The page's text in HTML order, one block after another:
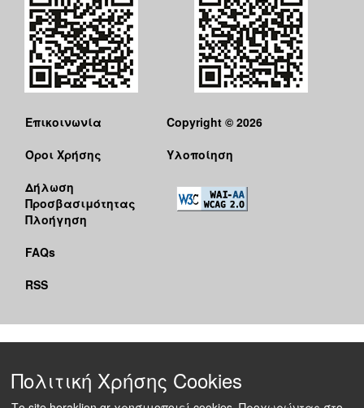
Επικοινωνία
Όροι Χρήσης
Δήλωση
Προσβασιμότητας
Πλοήγηση
FAQs
RSS
Copyright © 2026
Υλοποίηση
Πολιτική Χρήσης Cookies